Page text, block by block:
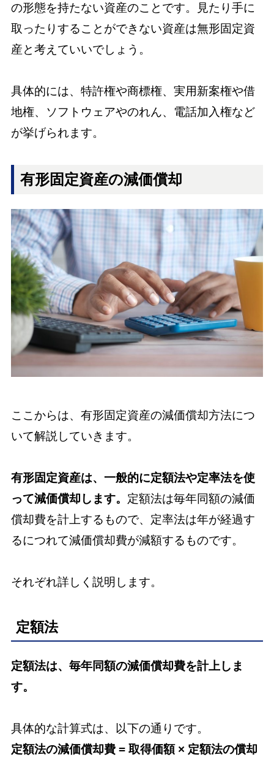
の形態を持たない資産のことです。見たり手に
取ったりすることができない資産は無形固定資
産と考えていいでしょう。
具体的には、特許権や商標権、実用新案権や借
地権、ソフトウェアやのれん、電話加入権など
が挙げられます。
有形固定資産の減価償却
ここからは、有形固定資産の減価償却方法につ
いて解説していきます。
有形固定資産は、一般的に定額法や定率法を使
って減価償却します。 定額法は毎年同額の減価
償却費を計上するもので、定率法は年が経過す
るにつれて減価償却費が減額するものです。
それぞれ詳しく説明します。
定額法
定額法は、毎年同額の減価償却費を計上しま
す。
具体的な計算式は、以下の通りです。
定額法の減価償却費 = 取得価額 × 定額法の償却